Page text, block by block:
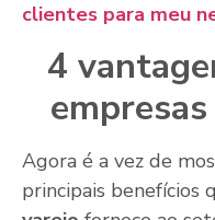
clientes para meu
4
Agora é a vez de
principais benefícios